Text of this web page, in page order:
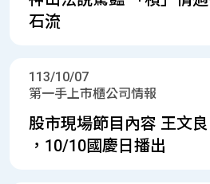
石流
113/10/07
第一手上市櫃公司情報
股市現場節目內容 王文
，10/10國慶日播出